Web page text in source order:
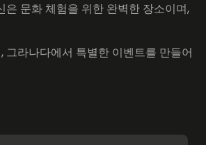
문화 체험을 위한 완벽한 장소이며,
라나다에서 특별한 이벤트를 만들어